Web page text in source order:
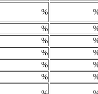
%
%
%
%
%
%